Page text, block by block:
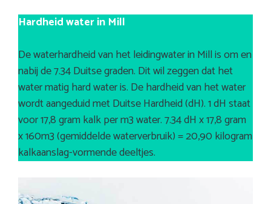
Hardheid water in Mill
De waterhardheid van het leidingwater in Mill is om en
nabij de 7.34 Duitse graden. Dit wil zeggen dat het
water matig hard water is. De hardheid van het water
wordt aangeduid met Duitse Hardheid (dH). 1 dH staat
voor 17,8 gram kalk per m3 water. 7.34 dH x 17,8 gram
x 160m3 (gemiddelde waterverbruik) = 20,90 kilogram
kalkaanslag-vormende deeltjes.